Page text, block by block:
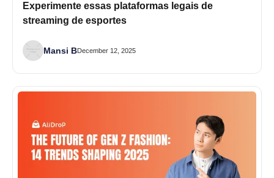
Experimente essas plataformas legais de
streaming de esportes
Mansi BDecember 12, 2025